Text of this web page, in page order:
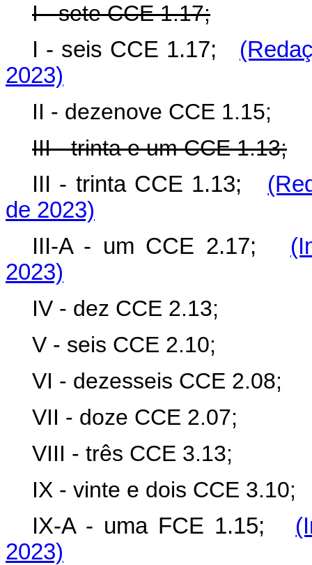
I - sete CCE 1.17;
I - seis CCE 1.17;
2023)
II - dezenove CCE 1.15;
III - trinta e um CCE 1.13;
III - trinta CCE 1.13;
de 2023)
III-A - um CCE 2.17;
2023)
IV - dez CCE 2.13;
V - seis CCE 2.10;
VI - dezesseis CCE 2.08;
VII - doze CCE 2.07;
VIII - três CCE 3.13;
IX - vinte e dois CCE 3.10;
IX-A - uma FCE 1.15;
2023)